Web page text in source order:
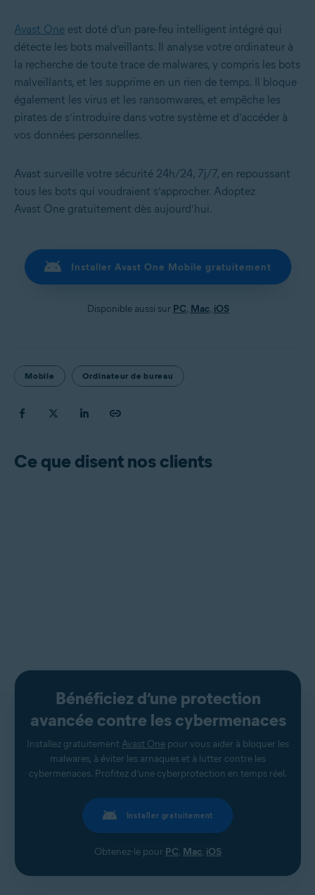
Avast One est doté d’un pare-feu intelligent intégré qui
détecte les bots malveillants. Il analyse votre ordinateur à
la recherche de toute trace de malwares, y compris les bots
malveillants, et les supprime en un rien de temps. Il bloque
également les virus et les ransomwares, et empêche les
pirates de s’introduire dans votre système et d’accéder à
vos données personnelles.
Avast surveille votre sécurité 24h/24, 7j/7, en repoussant
tous les bots qui voudraient s’approcher. Adoptez
Avast One gratuitement dès aujourd’hui.
Installer Avast One Mobile gratuitement
Disponible aussi sur PC, Mac, iOS
Mobile Ordinateur de bureau
Ce que disent nos clients
Bénéficiez d’une protection
avancée contre les cybermenaces
Installez gratuitement Avast One pour vous aider à bloquer les
malwares, à éviter les arnaques et à lutter contre les
cybermenaces. Profitez d’une cyberprotection en temps réel.
Installer gratuitement
Obtenez-le pour PC, Mac, iOS